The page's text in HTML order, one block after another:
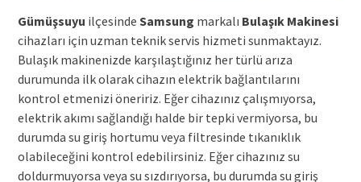
Gümüşsuyu ilçesinde Samsung markalı Bulaşık Makinesi
cihazları için uzman teknik servis hizmeti sunmaktayız.
Bulaşık makinenizde karşılaştığınız her türlü arıza
durumunda ilk olarak cihazın elektrik bağlantılarını
kontrol etmenizi öneririz. Eğer cihazınız çalışmıyorsa,
elektrik akımı sağlandığı halde bir tepki vermiyorsa, bu
durumda su giriş hortumu veya filtresinde tıkanıklık
olabileceğini kontrol edebilirsiniz. Eğer cihazınız su
doldurmuyorsa veya su sızdırıyorsa, bu durumda su giriş